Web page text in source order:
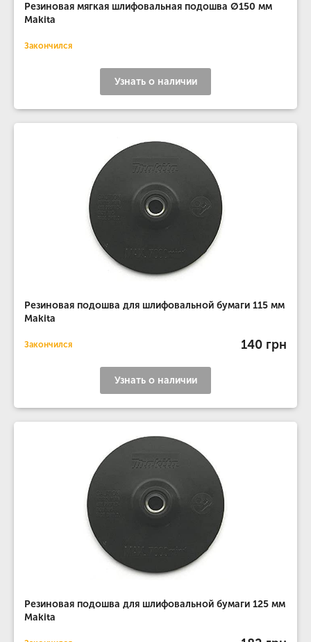
Резиновая мягкая шлифовальная подошва Ø150 мм
Makita
Закончился
Узнать о наличии
Резиновая подошва для шлифовальной бумаги 115 мм
Makita
Закончился 140 грн
Узнать о наличии
Резиновая подошва для шлифовальной бумаги 125 мм
Makita